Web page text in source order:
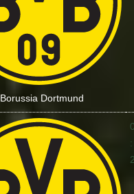
Borussia Dortmund
: